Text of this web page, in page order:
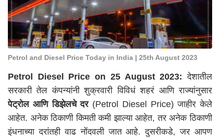
Petrol and Diesel Price Today in India | 25th August 2023
Petrol Diesel Price on 25 August 2023: देशातील
सरकारी तेल कंपन्यांनी शुक्रवारी विविधं शहरं आणि राज्यांनुसार
पेट्रोल आणि डिझेलचे दर(Petrol Diesel Price) जाहीर केले
आहेत. अनेक ठिकाणी किमती कमी झाल्या आहेत, तर अनेक ठिकाणी
इंधनाच्या दरांतही वाढ नोंदवली जात आहे. दुसरीकडे, जर आपण